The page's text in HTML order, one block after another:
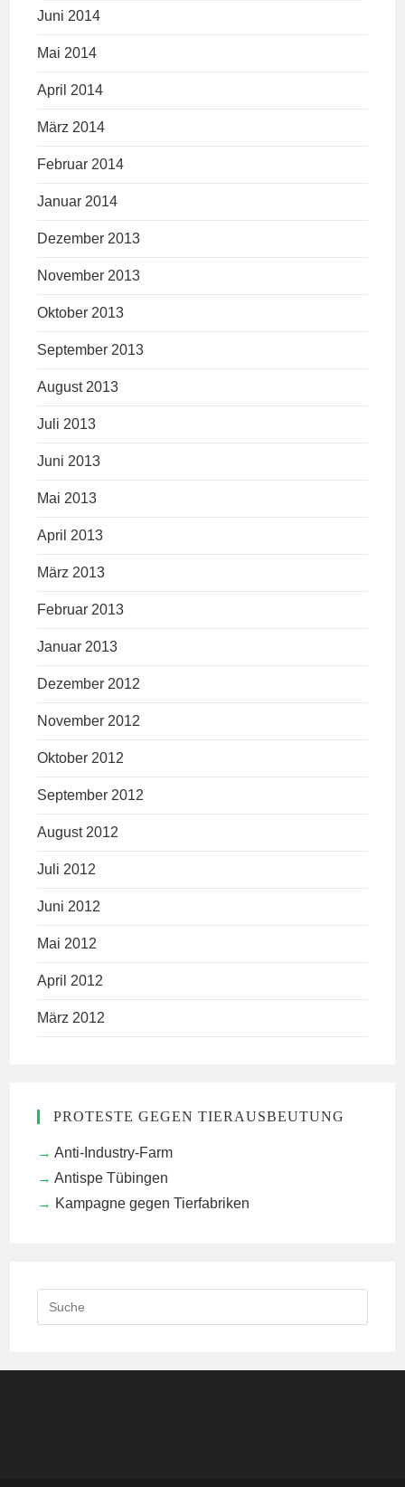
Juni 2014
Mai 2014
April 2014
März 2014
Februar 2014
Januar 2014
Dezember 2013
November 2013
Oktober 2013
September 2013
August 2013
Juli 2013
Juni 2013
Mai 2013
April 2013
März 2013
Februar 2013
Januar 2013
Dezember 2012
November 2012
Oktober 2012
September 2012
August 2012
Juli 2012
Juni 2012
Mai 2012
April 2012
März 2012
PROTESTE GEGEN TIERAUSBEUTUNG
Anti-Industry-Farm
Antispe Tübingen
Kampagne gegen Tierfabriken
Search
this